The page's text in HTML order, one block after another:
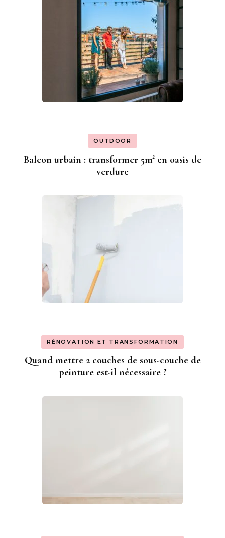
OUTDOOR
Balcon urbain : transformer 5m² en oasis de
verdure
RÉNOVATION ET TRANSFORMATION
Quand mettre 2 couches de sous-couche de
peinture est-il nécessaire ?